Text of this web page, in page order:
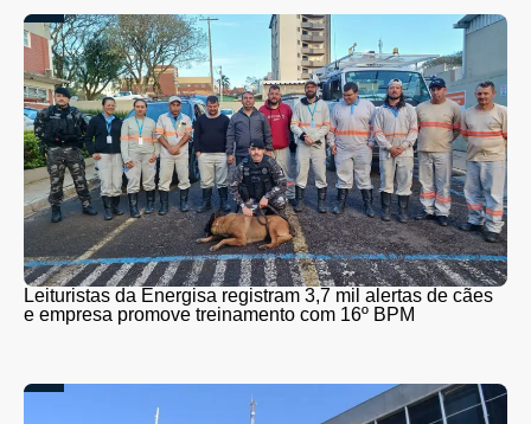
Leituristas da Energisa registram 3,7 mil alertas de cães
e empresa promove treinamento com 16º BPM